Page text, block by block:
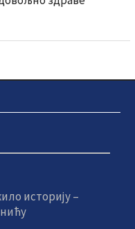
историју –